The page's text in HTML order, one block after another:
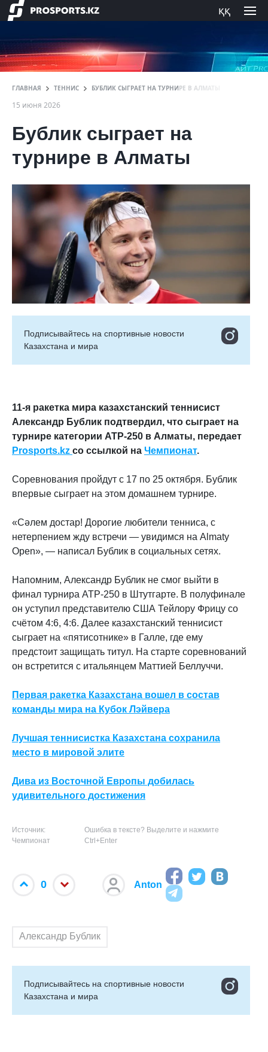
ққ
ГЛАВНАЯ ТЕННИС БУБЛИК СЫГРАЕТ НА ТУРНИРЕ В АЛМАТЫ
15 июня 2026
Бублик сыграет на
турнире в Алматы
Подписывайтесь на cпортивные новости
Казахстана и мира
11-я ракетка мира казахстанский теннисист
Александр Бублик подтвердил, что сыграет на
турнире категории ATP-250 в Алматы, передает
Prosports.kz со ссылкой на Чемпионат.
Соревнования пройдут с 17 по 25 октября. Бублик
впервые сыграет на этом домашнем турнире.
«Сәлем достар! Дорогие любители тенниса, с
нетерпением жду встречи — увидимся на Almaty
Open», — написал Бублик в социальных сетях.
Напомним, Александр Бублик не смог выйти в
финал турнира ATP-250 в Штутгарте. В полуфинале
он уступил представителю США Тейлору Фрицу со
счётом 4:6, 4:6. Далее казахстанский теннисист
сыграет на «пятисотнике» в Галле, где ему
предстоит защищать титул. На старте соревнований
он встретится с итальянцем Маттией Беллуччи.
Первая ракетка Казахстана вошел в состав
команды мира на Кубок Лэйвера
Лучшая теннисистка Казахстана сохранила
место в мировой элите
Дива из Восточной Европы добилась
удивительного достижения
Источник:
Чемпионат
Ошибка в тексте? Выделите и нажмите
Ctrl+Enter
0 Anton
Александр Бублик
Подписывайтесь на cпортивные новости
Казахстана и мира